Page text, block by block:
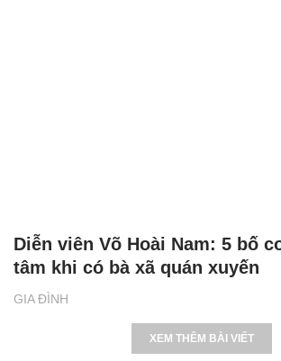
GIA ĐÌNH
Diễn viên Võ Hoài Nam: 5 bố
tâm khi có bà xã quán xuyến
XEM THÊM BÀI VIẾT